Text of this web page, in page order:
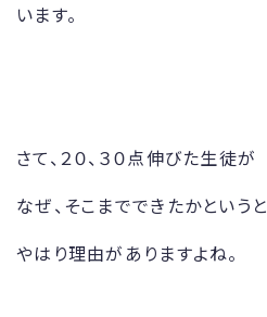
います。
さて、２０、３０点伸びた生徒が
なぜ、そこまでできたかというと
やはり理由がありますよね。